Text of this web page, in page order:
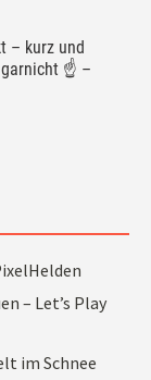
– kurz und
☝ –
– Let’s Play
im Schnee